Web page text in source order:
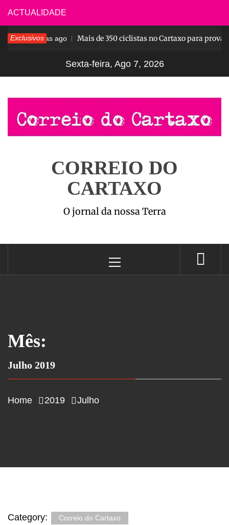
Skip
to
content
ACTUALIDADE
Exclusivos5 dias ago Mais de 350 ciclistas no Cartaxo para prova
Sexta-feira, Ago 7, 2026
CORREIO DO
CARTAXO
O jornal da nossa Terra
Menu
Mês:
Julho 2019
Home 2019 Julho
Category: Correio do Cartaxo